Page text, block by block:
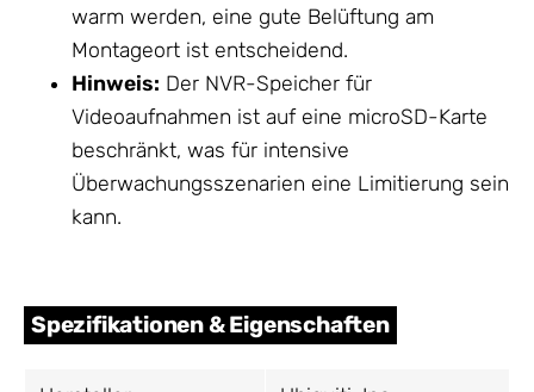
warm werden, eine gute Belüftung am
Montageort ist entscheidend.
Hinweis: Der NVR-Speicher für
Videoaufnahmen ist auf eine microSD-Karte
beschränkt, was für intensive
Überwachungsszenarien eine Limitierung sein
kann.
Spezifikationen & Eigenschaften